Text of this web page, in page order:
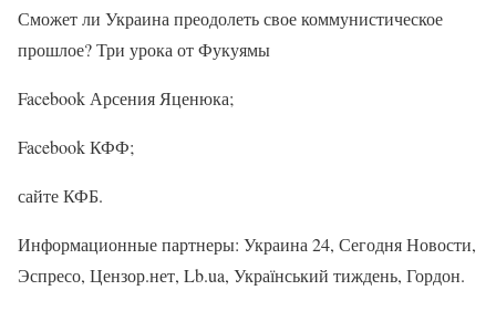
Сможет ли Украина преодолеть свое коммунистическое
прошлое? Три урока от Фукуямы
Facebook Арсения Яценюка;
Facebook КФФ;
сайте КФБ.
Информационные партнеры: Украина 24, Сегодня Новости,
Эспресо, Цензор.нет, Lb.ua, Український тиждень, Гордон.